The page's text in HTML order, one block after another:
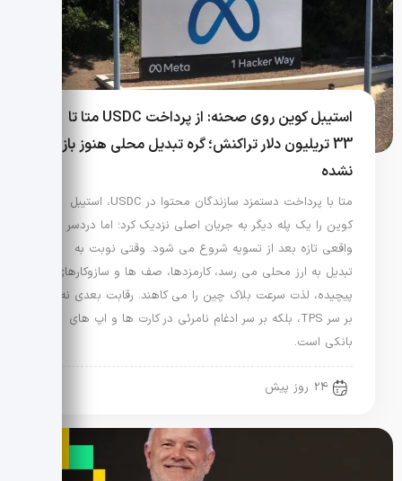
استیبل کوین روی صحنه: از پرداخت USDC متا تا
33 تریلیون دلار تراکنش؛ گره تبدیل محلی هنوز باز
نشده
متا با پرداخت دستمزد سازندگان محتوا در USDC، استیبل
کوین را یک پله دیگر به جریان اصلی نزدیک کرد؛ اما دردسر
واقعی تازه بعد از تسویه شروع می شود. وقتی نوبت به
تبدیل به ارز محلی می رسد، کارمزدها، صف ها و سازوکارهای
پیچیده، لذت سرعت بلاک چین را می کاهند. رقابت بعدی نه
بر سر TPS، بلکه بر سر ادغام نامرئی در کارت ها و اپ های
بانکی است.
24 روز پیش